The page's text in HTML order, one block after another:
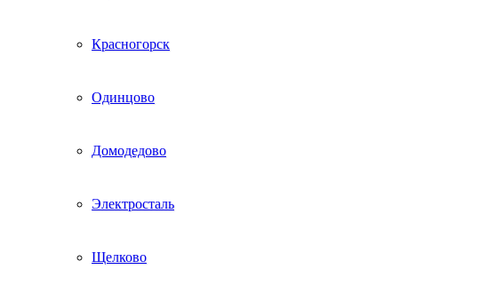
Красногорск
Одинцово
Домодедово
Электросталь
Щелково